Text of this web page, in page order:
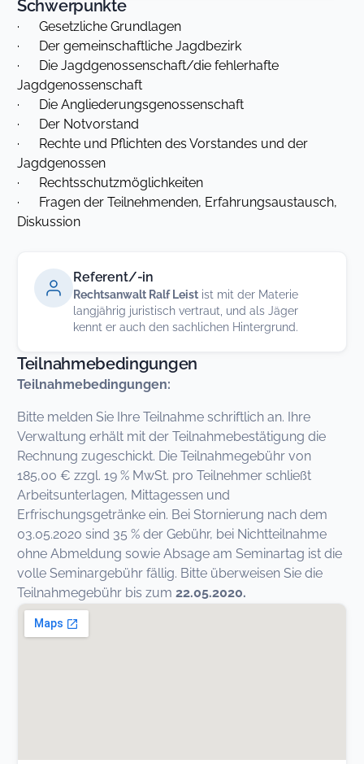
Schwerpunkte
· Gesetzliche Grundlagen
· Der gemeinschaftliche Jagdbezirk
· Die Jagdgenossenschaft/die fehlerhafte
Jagdgenossenschaft
· Die Angliederungsgenossenschaft
· Der Notvorstand
· Rechte und Pflichten des Vorstandes und der
Jagdgenossen
· Rechtsschutzmöglichkeiten
· Fragen der Teilnehmenden, Erfahrungsaustausch,
Diskussion
Referent/-in
Rechtsanwalt Ralf Leist ist mit der Materie
langjährig juristisch vertraut, und als Jäger
kennt er auch den sachlichen Hintergrund.
Teilnahmebedingungen
Teilnahmebedingungen:
Bitte melden Sie Ihre Teilnahme schriftlich an. Ihre
Verwaltung erhält mit der Teilnahmebestätigung die
Rechnung zugeschickt. Die Teilnahmegebühr von
185,00 € zzgl. 19 % MwSt. pro Teilnehmer schließt
Arbeitsunterlagen, Mittagessen und
Erfrischungsgetränke ein. Bei Stornierung nach dem
03.05.2020 sind 35 % der Gebühr, bei Nichtteilnahme
ohne Abmeldung sowie Absage am Seminartag ist die
volle Seminargebühr fällig. Bitte überweisen Sie die
Teilnahmegebühr bis zum 22.05.2020.